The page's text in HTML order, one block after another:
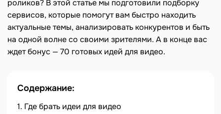
роликов? В этой статье мы подготовили подборку
сервисов, которые помогут вам быстро находить
актуальные темы, анализировать конкурентов и быть
на одной волне со своими зрителями. А в конце вас
ждет бонус — 70 готовых идей для видео.
Содержание:
Где брать идеи для видео